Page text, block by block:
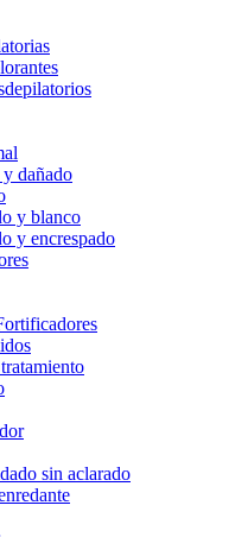
dañado
y blanco
y encrespado
sin aclarado